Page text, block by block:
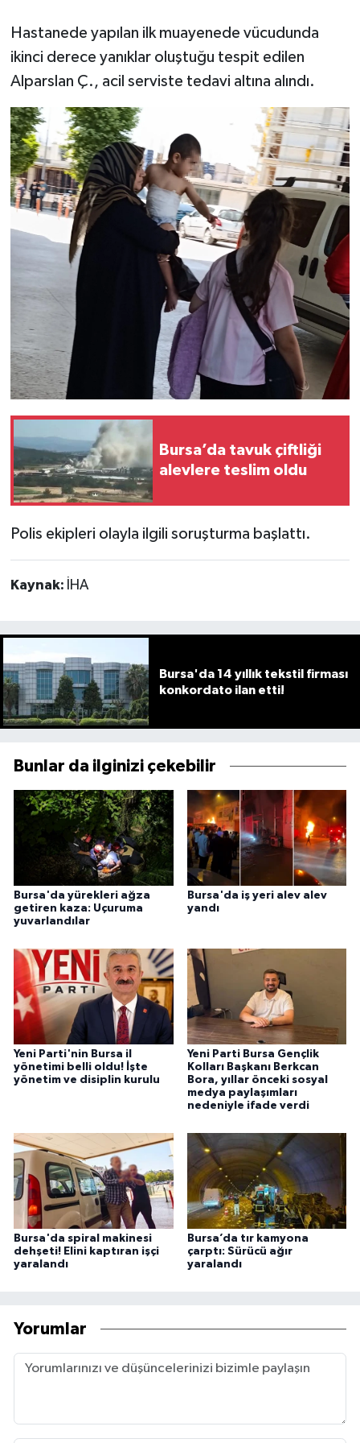
Hastanede yapılan ilk muayenede vücudunda
ikinci derece yanıklar oluştuğu tespit edilen
Alparslan Ç., acil serviste tedavi altına alındı.
Bursa’da tavuk çiftliği
alevlere teslim oldu
Polis ekipleri olayla ilgili soruşturma başlattı.
Kaynak: İHA
Bursa'da 14 yıllık tekstil firması
konkordato ilan etti!
Bunlar da ilginizi çekebilir
Bursa'da yürekleri ağza
getiren kaza: Uçuruma
yuvarlandılar
Bursa'da iş yeri alev alev
yandı
Yeni Parti'nin Bursa il
yönetimi belli oldu! İşte
yönetim ve disiplin kurulu
Yeni Parti Bursa Gençlik
Kolları Başkanı Berkcan
Bora, yıllar önceki sosyal
medya paylaşımları
nedeniyle ifade verdi
Bursa'da spiral makinesi
dehşeti! Elini kaptıran işçi
yaralandı
Bursa’da tır kamyona
çarptı: Sürücü ağır
yaralandı
Yorumlar